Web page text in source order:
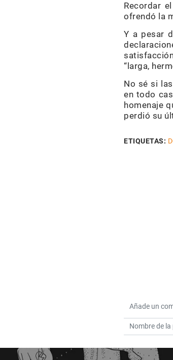
Recordar
ofrendó la
Y a pesar
“larga,
No sé si
en todo
homenaje
perdió su
ETIQUETAS: